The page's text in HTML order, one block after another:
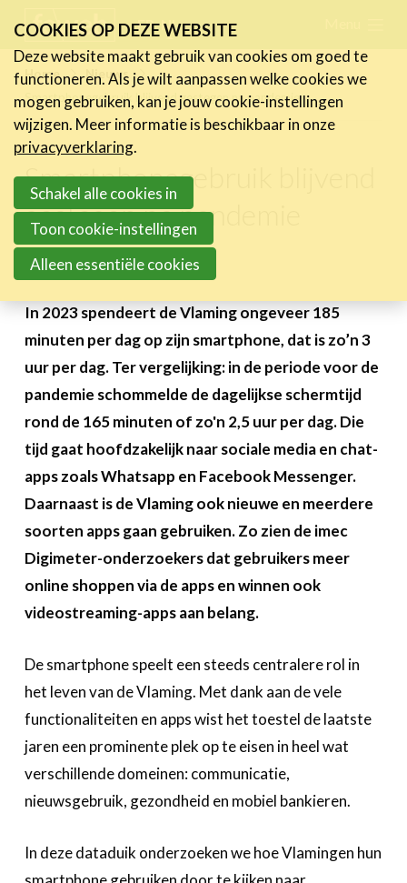
links
Jump
to
navigation
to
main
content
FR NL
Home
Nieuws
Smartphonegebruik blijvend gestegen na pandemie
Smartphonegebruik blijvend
gestegen na pandemie
8 december 2023
In 2023 spendeert de Vlaming ongeveer 185
minuten per dag op zijn smartphone, dat is zo’n 3
uur per dag. Ter vergelijking: in de periode voor de
pandemie schommelde de dagelijkse schermtijd
rond de 165 minuten of zo'n 2,5 uur per dag. Die
tijd gaat hoofdzakelijk naar sociale media en chat-
apps zoals Whatsapp en Facebook Messenger.
Daarnaast is de Vlaming ook nieuwe en meerdere
soorten apps gaan gebruiken. Zo zien de imec
Digimeter-onderzoekers dat gebruikers meer
online shoppen via de apps en winnen ook
videostreaming-apps aan belang.
De smartphone speelt een steeds centralere rol in
het leven van de Vlaming. Met dank aan de vele
functionaliteiten en apps wist het toestel de laatste
jaren een prominente plek op te eisen in heel wat
verschillende domeinen: communicatie,
nieuwsgebruik, gezondheid en mobiel bankieren.
In deze dataduik onderzoeken we hoe Vlamingen hun
Nieuws
Nieuwsberichten
FeWeb Videos
Jobs in de sector
Activiteiten
Cases
Expertise
Toolbox
Over FeWeb
Lid worden Account
Zoeken
COOKIES OP DEZE WEBSITE
Deze website maakt gebruik van cookies om goed te
functioneren. Als je wilt aanpassen welke cookies we
mogen gebruiken, kan je jouw cookie-instellingen
wijzigen. Meer informatie is beschikbaar in onze
privacyverklaring.
Schakel alle cookies in
Toon cookie-instellingen
Alleen essentiële cookies